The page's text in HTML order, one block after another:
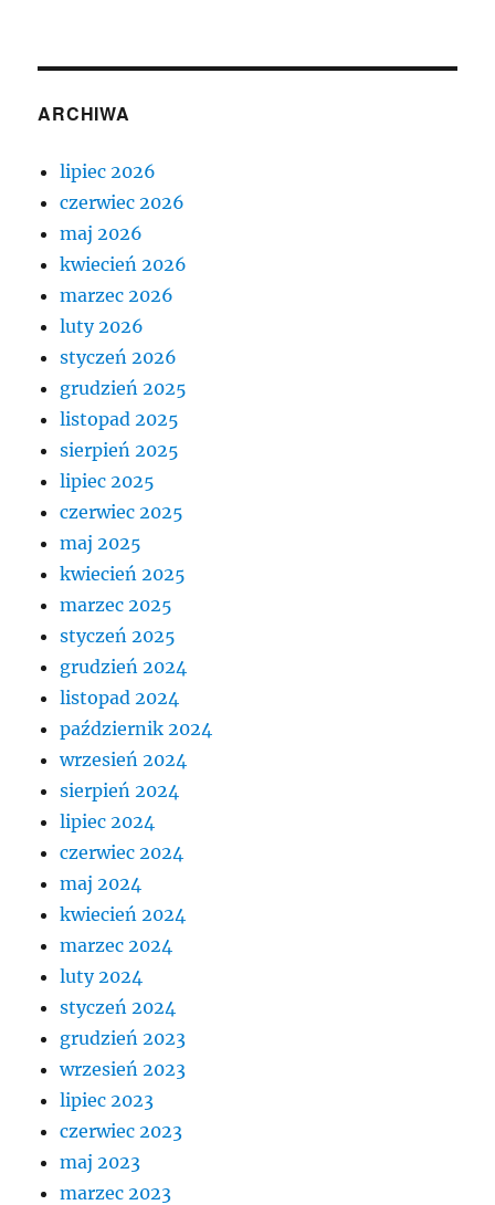
ARCHIWA
lipiec 2026
czerwiec 2026
maj 2026
kwiecień 2026
marzec 2026
luty 2026
styczeń 2026
grudzień 2025
listopad 2025
sierpień 2025
lipiec 2025
czerwiec 2025
maj 2025
kwiecień 2025
marzec 2025
styczeń 2025
grudzień 2024
listopad 2024
październik 2024
wrzesień 2024
sierpień 2024
lipiec 2024
czerwiec 2024
maj 2024
kwiecień 2024
marzec 2024
luty 2024
styczeń 2024
grudzień 2023
wrzesień 2023
lipiec 2023
czerwiec 2023
maj 2023
marzec 2023